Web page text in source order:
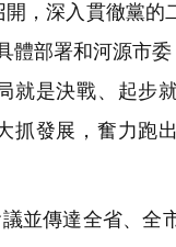
，深入貫徹黨的
部署和河源市委
就是決戰、起步
抓發展，奮力跑
並傳達全省、全